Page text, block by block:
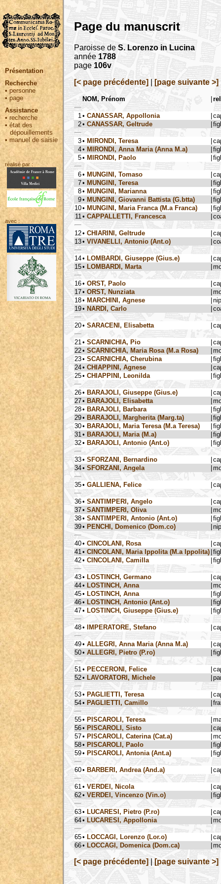
Présentation
Recherche
• personne
•page
Assistance
• recherche
•état des
dépouillements
•manuel de saisie
réalisé par :
avec :
Page du manuscrit
Paroisse de S. Lorenzo in Lucina
année 1788
page 106v
[< page précédente]
[page suivante >]
NOM, Prénom
1 • CANASSAR, Appollonia
2• CANASSAR, Geltrude
3• MIRONDI, Teresa
4• MIRONDI, Anna Maria (Anna M.a)
5• MIRONDI, Paolo
6• MUNGINI, Tomaso
7• MUNGINI, Teresa
8• MUNGINI, Marianna
9• MUNGINI, Giovanni Battista (G.btta)
10• MUNGINI, Maria Franca (M.a Franca)
11 • CAPPALLETTI, Francesca
12• CHIARINI, Geltrude
13• VIVANELLI, Antonio (Ant.o)
14• LOMBARDI, Giuseppe (Gius.e)
15• LOMBARDI, Marta
16• ORST, Paolo
17• ORST, Nunziata
18• MARCHINI, Agnese
19• NARDI, Carlo
20• SARACENI, Elisabetta
21 • SCARNICHIA, Pio
22• SCARNICHIA, Maria Rosa (M.a Rosa)
23• SCARNICHIA, Cherubina
24• CHIAPPINI, Agnese
25• CHIAPPINI, Leonilda
26• BARAJOLI, Giuseppe (Gius.e)
27• BARAJOLI, Elisabetta
28• BARAJOLI, Barbara
29• BARAJOLI, Margherita (Marg.ta)
30• BARAJOLI, Maria Teresa (M.a Teresa)
31 • BARAJOLI, Maria (M.a)
32• BARAJOLI, Antonio (Ant.o)
33• SFORZANI, Bernardino
34• SFORZANI, Angela
35• GALLIENA, Felice
36• SANTIMPERI, Angelo
37• SANTIMPERI, Oliva
38• SANTIMPERI, Antonio (Ant.o)
39• PENCHI, Domenico (Dom.co)
40• CINCOLANI, Rosa
41 • CINCOLANI, Maria Ippolita (M.a Ippolita)
42• CINCOLANI, Camilla
43• LOSTINCH, Germano
44• LOSTINCH, Anna
45• LOSTINCH, Anna
46• LOSTINCH, Antonio (Ant.o)
47• LOSTINCH, Giuseppe (Gius.e)
48• IMPERATORE, Stefano
49• ALLEGRI, Anna Maria (Anna M.a)
50• ALLEGRI, Pietro (P.ro)
51 • PECCERONI, Felice
52• LAVORATORI, Michele
53• PAGLIETTI, Teresa
54• PAGLIETTI, Camillo
55• PISCAROLI, Teresa
56• PISCAROLI, Sisto
57• PISCAROLI, Caterina (Cat.a)
58• PISCAROLI, Paolo
59• PISCAROLI, Antonia (Ant.a)
60• BARBERI, Andrea (And.a)
61 • VERDEI, Nicola
62• VERDEI, Vincenzo (Vin.o)
63• LUCARESI, Pietro (P.ro)
64• LUCARESI, Appollonia
65• LOCCAGI, Lorenzo (Lor.o)
66• LOCCAGI, Domenica (Dom.ca)
[< page précédente] [page suivante >]